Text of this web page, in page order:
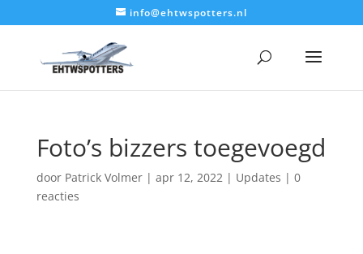
info@ehtwspotters.nl
Foto’s bizzers toegevoegd
door Patrick Volmer| apr 12, 2022| Updates | 0
reacties